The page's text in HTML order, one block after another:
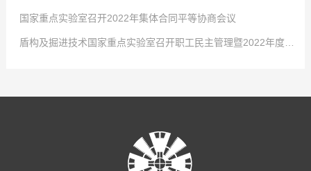
4月2日，中国中铁股份有限公司对优秀女职工进行表彰，以充分发挥学习典
型示范引领作用，激发全体女职工的自我学习意识，国家重点实验室工程师吕
道局优秀共青团干部、中国中铁青年岗位能手等荣誉称号。主持和参与了中国
中铁股份有限公司重大课题在内的十余项科研工作，围绕课题开展了大量的理
2022 -01 -29
-大会现场- 共青团河南省第十五次代表大会2021年12月26日至27日，共青
家重点实验室青年郭璐以团代表的身份参加了此次会议并成功当选河南省第十
五届团委委员。-郭璐在会场- 2021年12月31日上午，盾构及掘进技术国家
点击次数: 0
2022 -01 -29
名后，实验室团青工作再获此殊荣。2021年，在集团公司团委和实验室党政的
正确领导和大力支持下，实验室团工委深入贯彻党的十九大精神、党的十九届
国家重点实验室召开2022年集体合同平等协商会议
点击次数: 0
委书记、工会工委主任李治国，执行主任曾垂刚，各部室职工代表和劳务学生
代表参加了会议。 为切实维护职工的合法权益，发展和谐稳定的劳动关系，
盾构及掘进技术国家重点实验室召开职工民主管理暨2022年度工作会议
议在郑州隆重召开，实验室领导班子及全体员工参会。大会传达了中铁隧道局
五届二次职代会暨2022年度工作会议精神，全面总结了盾构及掘进技术国家重